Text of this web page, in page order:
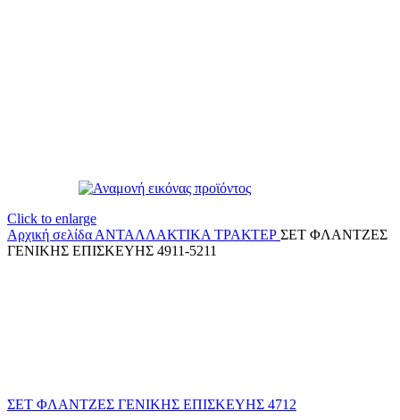
Click to enlarge
Αρχική σελίδα ΑΝΤΑΛΛΑΚΤΙΚΑ ΤΡΑΚΤΕΡ ΣΕΤ ΦΛΑΝΤΖΕΣ
ΓΕΝΙΚΗΣ ΕΠΙΣΚΕΥΗΣ 4911-5211
ΣΕΤ ΦΛΑΝΤΖΕΣ ΓΕΝΙΚΗΣ ΕΠΙΣΚΕΥΗΣ 4712